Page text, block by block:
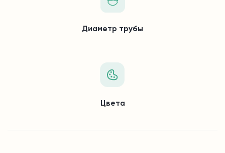
Диаметр трубы
Цвета